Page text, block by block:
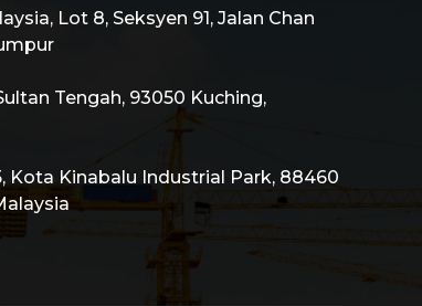
Lot 8, Seksyen 91, Jalan Chan
Tengah, 93050 Kuching,
Kota Kinabalu Industrial Park, 88460